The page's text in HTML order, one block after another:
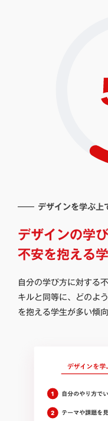
―― デザインを学ぶ上
デザインの学
不安を抱える
自分の学び方に対する
キルと同等に、どのよ
を抱える学生が多い傾